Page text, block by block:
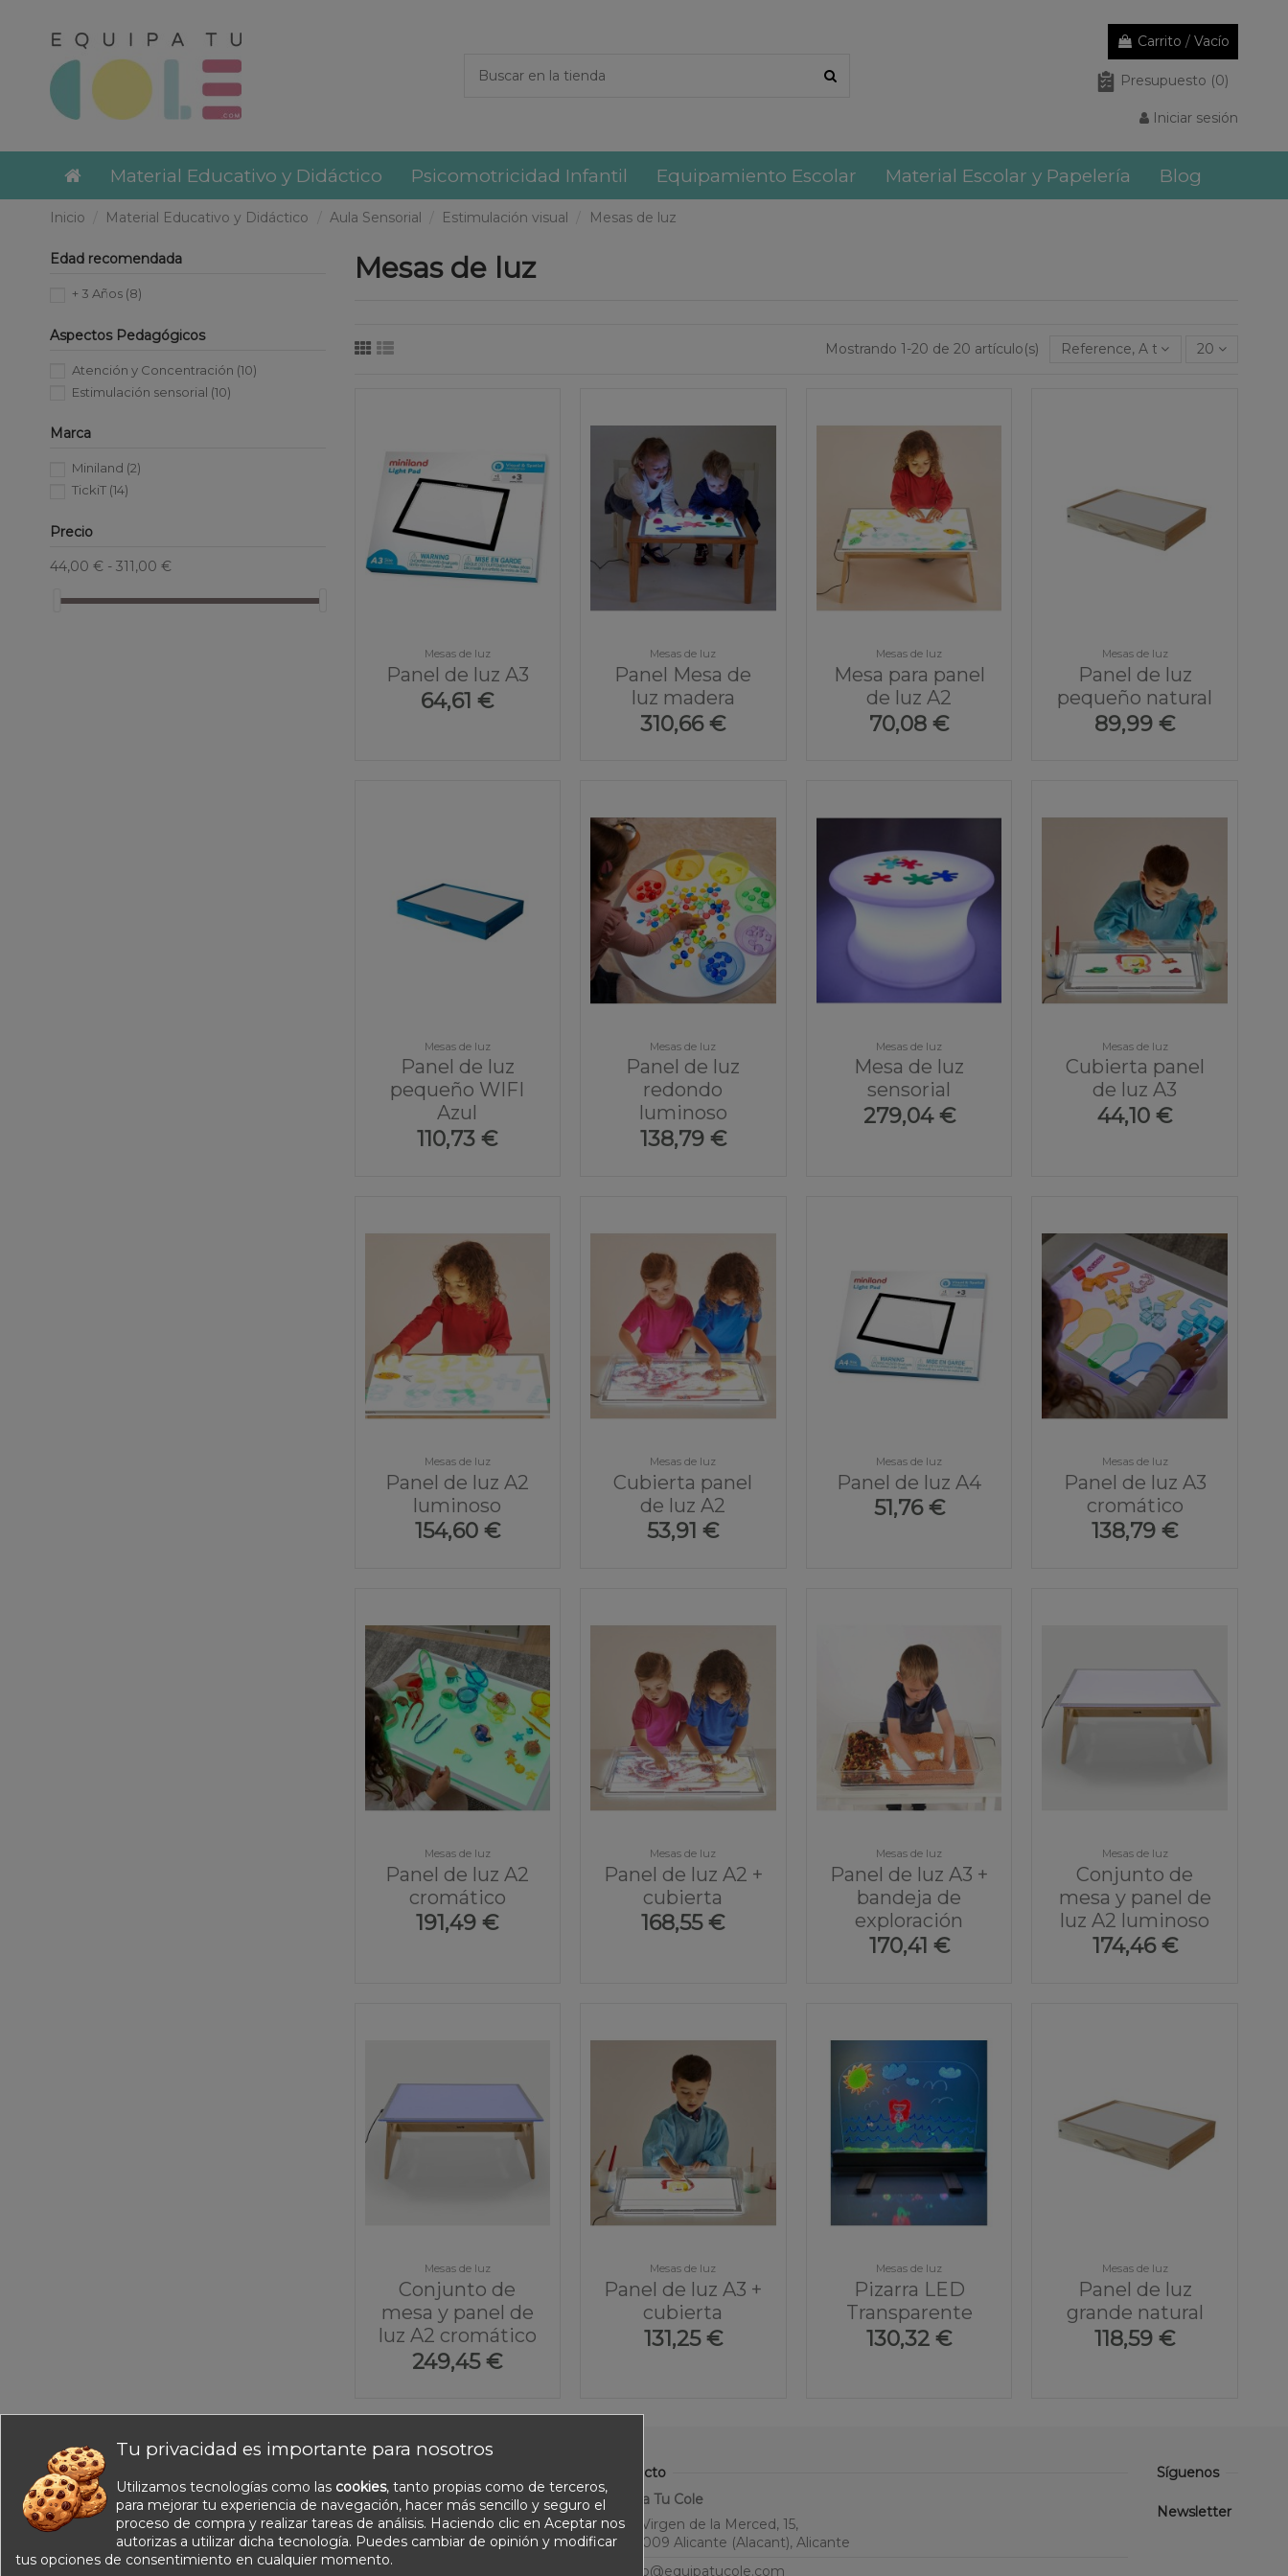
Carrito / Vacío
Presupuesto (0)
Iniciar sesión
Material Educativo y Didáctico Psicomotricidad Infantil Equipamiento Escolar Material Escolar y Papelería Blog
Inicio Material Educativo y Didáctico Aula Sensorial Estimulación visual Mesas de luz
Mesas de luz
Mostrando 1-20 de 20 artículo(s) Reference, A to Z 20
Mesas de luz
Panel de luz A3
64,61 €
Mesas de luz
Panel Mesa de
luz madera
310,66 €
Mesas de luz
Mesa para panel
de luz A2
70,08 €
Mesas de luz
Panel de luz
pequeño natural
89,99 €
Mesas de luz
Panel de luz
pequeño WIFI
Azul
110,73 €
Mesas de luz
Panel de luz
redondo
luminoso
138,79 €
Mesas de luz
Mesa de luz
sensorial
279,04 €
Mesas de luz
Cubierta panel
de luz A3
44,10 €
Mesas de luz
Panel de luz A2
luminoso
154,60 €
Mesas de luz
Cubierta panel
de luz A2
53,91 €
Mesas de luz
Panel de luz A4
51,76 €
Mesas de luz
Panel de luz A3
cromático
138,79 €
Mesas de luz
Panel de luz A2
cromático
191,49 €
Mesas de luz
Panel de luz A2 +
cubierta
168,55 €
Mesas de luz
Panel de luz A3 +
bandeja de
exploración
170,41 €
Mesas de luz
Conjunto de
mesa y panel de
luz A2 luminoso
174,46 €
Mesas de luz
Conjunto de
mesa y panel de
luz A2 cromático
249,45 €
Mesas de luz
Panel de luz A3 +
cubierta
131,25 €
Mesas de luz
Pizarra LED
Transparente
130,32 €
Mesas de luz
Panel de luz
grande natural
118,59 €
Edad recomendada
+ 3 Años (8)
Aspectos Pedagógicos
Atención y Concentración (10)
Estimulación sensorial (10)
Marca
Miniland (2)
TickiT (14)
Precio
44,00 € - 311,00 €
Información
Nuestros catálogos
Contacte con nosotros
Sobre nosotros
Condiciones de venta
Contacto
Equipa Tu Cole
C. Virgen de la Merced, 15,
03009 Alicante (Alacant), Alicante
info@equipatucole.com
Síguenos
Newsletter
Tu privacidad es importante para nosotros
Utilizamos tecnologías como las cookies, tanto propias como de terceros,
para mejorar tu experiencia de navegación, hacer más sencillo y seguro el
proceso de compra y realizar tareas de análisis. Haciendo clic en Aceptar nos
autorizas a utilizar dicha tecnología. Puedes cambiar de opinión y modificar
tus opciones de consentimiento en cualquier momento.